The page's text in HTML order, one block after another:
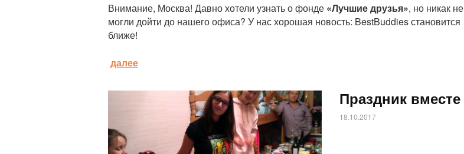
Внимание, Москва! Давно хотели узнать о фонде «Лучшие друзья», но никак не
могли дойти до нашего офиса? У нас хорошая новость: BestBuddies становится
ближе!
далее
Праздник вместе
18.10.2017